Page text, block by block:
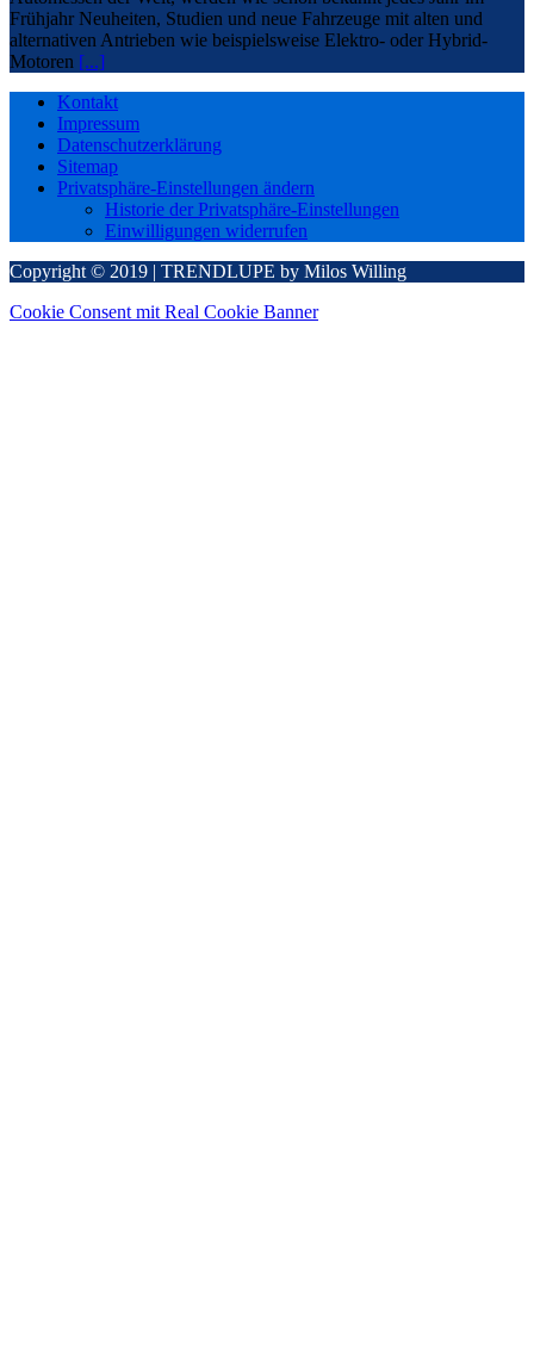
Frühjahr Neuheiten, Studien und neue Fahrzeuge mit alten und
alternativen Antrieben wie beispielsweise Elektro- oder Hybrid-
Motoren [...]
Kontakt
Impressum
Datenschutzerklärung
Sitemap
Privatsphäre-Einstellungen ändern
Historie der Privatsphäre-Einstellungen
Einwilligungen widerrufen
Copyright © 2019 | TRENDLUPE by Milos Willing
Cookie Consent mit Real Cookie Banner